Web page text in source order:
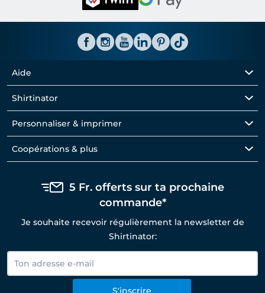
Aide
Shirtinator
Personnaliser & imprimer
Coopérations & plus
5 Fr. offerts sur ta prochaine
commande*
Je souhaite recevoir régulièrement la newsletter de
Shirtinator:
S'inscrire